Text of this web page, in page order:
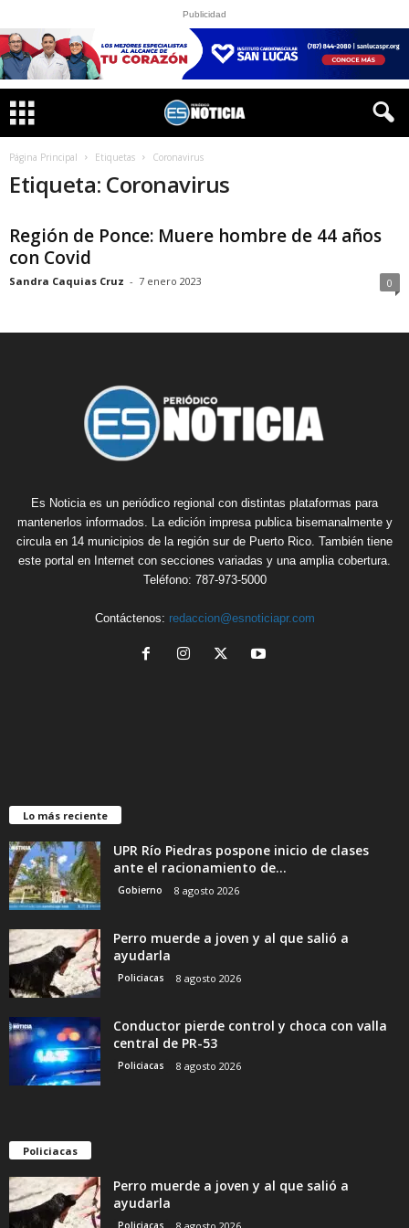
Publicidad
Página Principal Etiquetas Coronavirus
Etiqueta: Coronavirus
Región de Ponce: Muere hombre de 44 años
con Covid
Sandra Caquias Cruz - 7 enero 2023 0
Es Noticia es un periódico regional con distintas plataformas para
mantenerlos informados. La edición impresa publica bisemanalmente y
circula en 14 municipios de la región sur de Puerto Rico. También tiene
este portal en Internet con secciones variadas y una amplia cobertura.
Teléfono: 787-973-5000
Contáctenos: redaccion@esnoticiapr.com
Lo más reciente
UPR Río Piedras pospone inicio de clases
ante el racionamiento de...
Gobierno 8 agosto 2026
Perro muerde a joven y al que salió a
ayudarla
Policiacas 8 agosto 2026
Conductor pierde control y choca con valla
central de PR-53
Policiacas 8 agosto 2026
Policiacas
Perro muerde a joven y al que salió a
ayudarla
Policiacas